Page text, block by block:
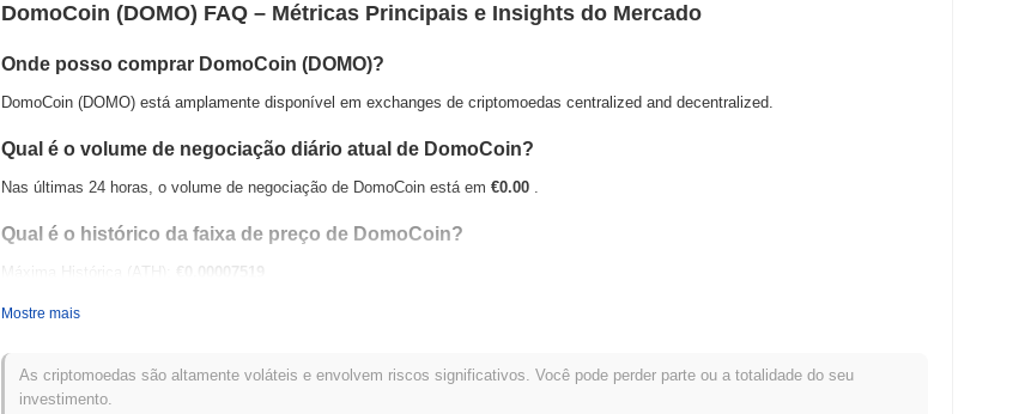
DomoCoin (DOMO) FAQ – Métricas Principais e Insights do Mercado
Onde posso comprar DomoCoin (DOMO)?
DomoCoin (DOMO) está amplamente disponível em exchanges de criptomoedas centralized and decentralized.
Qual é o volume de negociação diário atual de DomoCoin?
Nas últimas 24 horas, o volume de negociação de DomoCoin está em €0.00 .
Qual é o histórico da faixa de preço de DomoCoin?
Máxima Histórica (ATH):
€0.00007519
Como DomoCoin está se desempenhando em comparação com o mercado cripto mais amplo?
Mostre mais
As criptomoedas são altamente voláteis e envolvem riscos significativos. Você pode perder parte ou a totalidade do seu
investimento.